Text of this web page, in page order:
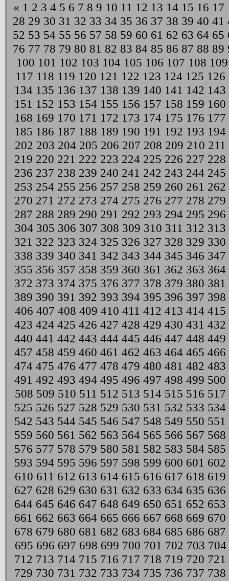
« 1 2 3 4 5 6 7 8 9 10 11 12 13 14 15 16 17
28 29 30 31 32 33 34 35 36 37 38 39 40 41
52 53 54 55 56 57 58 59 60 61 62 63 64 65
76 77 78 79 80 81 82 83 84 85 86 87 88 89
100 101 102 103 104 105 106 107 108 109
117 118 119 120 121 122 123 124 125 126
134 135 136 137 138 139 140 141 142 143
151 152 153 154 155 156 157 158 159 160
168 169 170 171 172 173 174 175 176 177
185 186 187 188 189 190 191 192 193 194
202 203 204 205 206 207 208 209 210 211
219 220 221 222 223 224 225 226 227 228
236 237 238 239 240 241 242 243 244 245
253 254 255 256 257 258 259 260 261 262
270 271 272 273 274 275 276 277 278 279
287 288 289 290 291 292 293 294 295 296
304 305 306 307 308 309 310 311 312 313
321 322 323 324 325 326 327 328 329 330
338 339 340 341 342 343 344 345 346 347
355 356 357 358 359 360 361 362 363 364
372 373 374 375 376 377 378 379 380 381
389 390 391 392 393 394 395 396 397 398
406 407 408 409 410 411 412 413 414 415
423 424 425 426 427 428 429 430 431 432
440 441 442 443 444 445 446 447 448 449
457 458 459 460 461 462 463 464 465 466
474 475 476 477 478 479 480 481 482 483
491 492 493 494 495 496 497 498 499 500
508 509 510 511 512 513 514 515 516 517
525 526 527 528 529 530 531 532 533 534
542 543 544 545 546 547 548 549 550 551
559 560 561 562 563 564 565 566 567 568
576 577 578 579 580 581 582 583 584 585
593 594 595 596 597 598 599 600 601 602
610 611 612 613 614 615 616 617 618 619
627 628 629 630 631 632 633 634 635 636
644 645 646 647 648 649 650 651 652 653
661 662 663 664 665 666 667 668 669 670
678 679 680 681 682 683 684 685 686 687
695 696 697 698 699 700 701 702 703 704
712 713 714 715 716 717 718 719 720 721
729 730 731 732 733 734 735 736 737 738